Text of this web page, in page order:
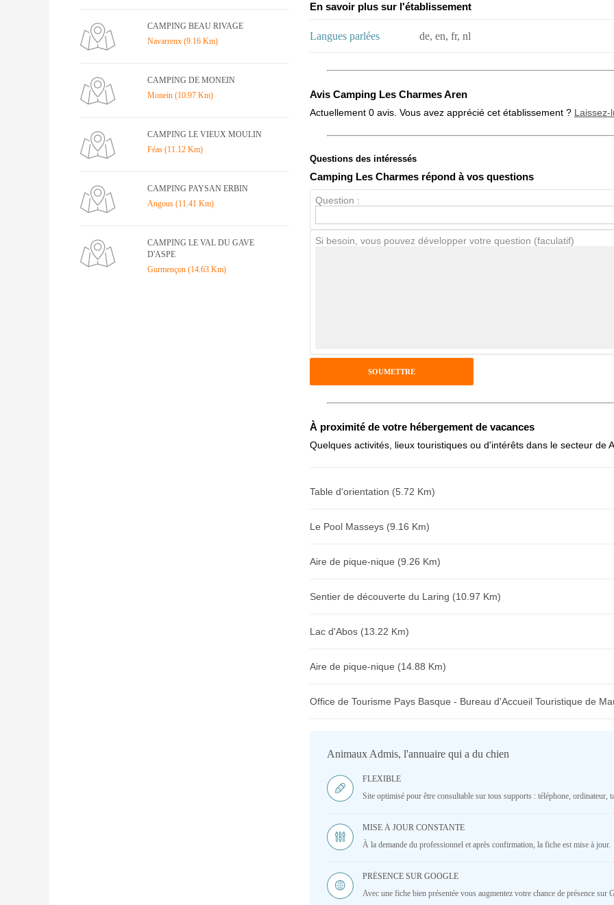
CAMPING BEAU RIVAGE
Navarrenx (9.16 Km)
CAMPING DE MONEIN
Monein (10.97 Km)
CAMPING LE VIEUX MOULIN
Féas (11.12 Km)
CAMPING PAYSAN ERBIN
Angous (11.41 Km)
CAMPING LE VAL DU GAVE
D'ASPE
Gurmençon (14.63 Km)
En savoir plus sur l'établissement
Langues parlées de, en, fr, nl
Avis Camping Les Charmes Aren
Actuellement 0 avis. Vous avez apprécié cet établissement ? Laissez-
Note globale
Avis Clients
Antispam - Combien font 7x4 (en chiffres) :
Avis sur l'établissement :
Questions des intéressés
Camping Les Charmes répond à vos questions
Question :
Si besoin, vous pouvez développer votre question (faculatif)
À proximité de votre hébergement de vacances
Quelques activités, lieux touristiques ou d'intérêts dans le secteur de
Table d'orientation (5.72 Km)
Le Pool Masseys (9.16 Km)
Aire de pique-nique (9.26 Km)
Sentier de découverte du Laring (10.97 Km)
Lac d'Abos (13.22 Km)
Aire de pique-nique (14.88 Km)
Office de Tourisme Pays Basque - Bureau d'Accueil Touristique de
Animaux Admis, l'annuaire qui a du chien
FLEXIBLE
Site optimisé pour être consultable sur tous supports : téléphone, ordinateur,
MISE À JOUR CONSTANTE
À la demande du professionnel et après confirmation, la fiche est mise à jour.
PRÉSENCE SUR GOOGLE
Avec une fiche bien présentée vous augmentez votre chance de présence sur